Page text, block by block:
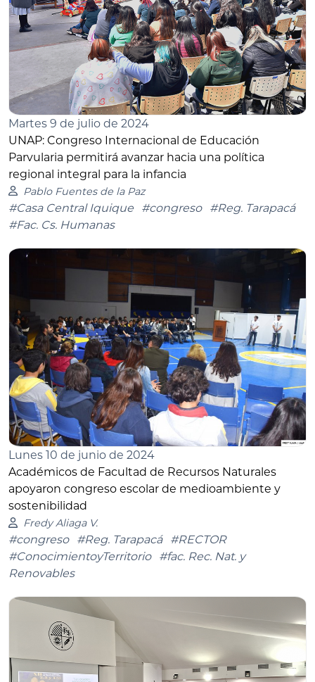
Martes 9 de julio de 2024
UNAP: Congreso Internacional de Educación
Parvularia permitirá avanzar hacia una política
regional integral para la infancia
Pablo Fuentes de la Paz
#Casa Central Iquique #congreso
#Reg. Tarapacá
#Fac. Cs. Humanas
Lunes 10 de junio de 2024
Académicos de Facultad de Recursos Naturales
apoyaron congreso escolar de medioambiente y
sostenibilidad
Fredy Aliaga V.
#congreso #Reg. Tarapacá
#RECTOR
#ConocimientoyTerritorio
#fac. Rec. Nat. y
Renovables